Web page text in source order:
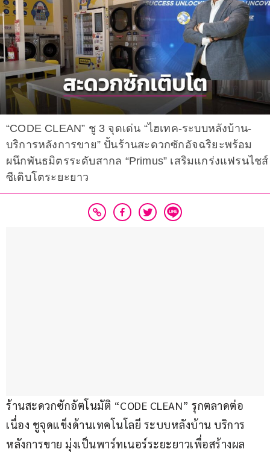
“CODE CLEAN” ชู 3 จุดเด่น “ไฮเทค-ระบบหลังบ้าน-
บริการหลังการขาย” ปั้นร้านสะดวกซักอัจฉริยะพร้อม
ผนึกพันธมิตรระดับสากล “Primus” เสริมแกร่งแฟรนไชส์
ซีเติบโตระยะยาว
ร้านสะดวกซักอัตโนมัติ “CODE CLEAN” รุกตลาดต่อ
เนื่อง ชูจุดแข็งด้านเทคโนโลยี ระบบหลังบ้าน บริการ
หลังการขาย มุ่งเป็นพาร์ทเนอร์ระยะยาวเพื่อสร้างผล